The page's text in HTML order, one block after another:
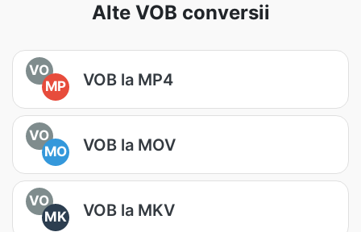
Alte VOB conversii
VO
MP
VOB la MP4
VO
MO
VOB la MOV
VO
MK
VOB la MKV